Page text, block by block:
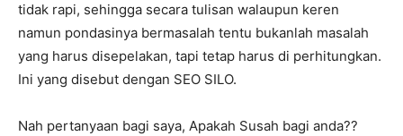
tidak rapi, sehingga secara tulisan walaupun keren
namun pondasinya bermasalah tentu bukanlah masalah
yang harus disepelakan, tapi tetap harus di perhitungkan.
Ini yang disebut dengan SEO SILO.
Nah pertanyaan bagi saya, Apakah Susah bagi anda??